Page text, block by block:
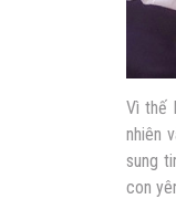
Vì thế
nhiên
sung
con